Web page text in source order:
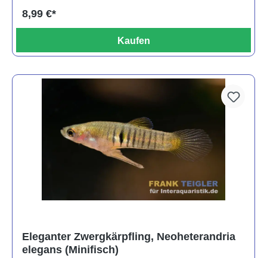
8,99 €*
Kaufen
Eleganter Zwergkärpfling, Neoheterandria
elegans (Minifisch)